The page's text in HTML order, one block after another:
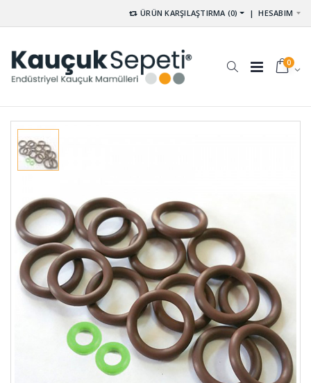
ÜRÜN KARŞILAŞTIRMA (0) |HESABIM
0
Pvs Tekeri
TKR-001
Rakor
Contası RA-
001
Kaput